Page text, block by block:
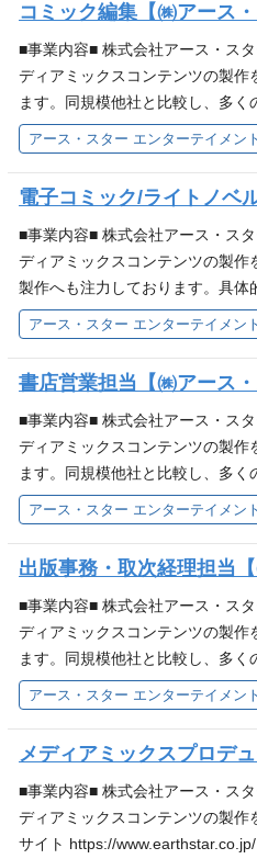
辺境領主様』 『無自覚聖女は今
しても救いたい』など話題の作
ートサイト https://
の出版タイトルのIPライセンスの
みませんか？ 当社の作品は【人
ックス展開の問い合わせ対応 ２
い】 メディアミックス展開など
ッズ制作、コラボ、ポップアップ
なフェーズに関わることができま
ックスに携わった経験 【アース
企画力 ジャンルに捉われること
アを形にしていく行動力のある方
とれる方 多くの小説作品を手掛
『私、能力は平均値でって言った
で相手にならないんですが。』
た！』 『転生したらドラゴンの
様』 『無自覚聖女は今日も無意
いたい』など話題の作品を続々
ト https://www.earthstar.co.jp/ ▼
コミック編集【㈱アース
■事業内容■ 株式会社アース・ス
ディアミックスコンテンツの製作
ます。同規模他社と比較し、多
ルの作品を多く取り扱う中で培っ
て作られた読切作品を多数掲載し
非ご覧ください！ https://
募集します！ (雇い入れ直後)
っていただきます。 コミック誌
メディアミックス展開（アニメ
の刊行作業 ○漫画連載の担当業務
で、若手が活躍する活気ある職場
ことができます 【アース・スタ
のか」と常に情報収集を怠らな
立した瞬間から動き出せる人。
係者と連携しながらプロジェク
テイメントでしかできないエンタ
ミック編集経験もしくは編プロ・
め、先輩社員の指導のもと、基
たりから先輩の指導のもとで漫画
持った方が複数人おります。 ■人
て言ったよね！』 『冒険者にな
が。』 『俺は全てを【パリイ】
ゴンの卵だった』 『転生した大
無意識に力を垂れ流す』 『悠久
続々刊行しております。
アース・スター エンターテイメント
電子コミック/ライトノベ
■事業内容■ 株式会社アース・ス
ディアミックスコンテンツの製
製作へも注力しております。具
いく取り組みを進めております
ttps://www.earthstar.co.jp/ ▼社員
制作ディレクションから、販促営
子書店との商談を行い、売上分
験してみませんか？ 当社の作品
電子取次会社、電子書店への営
策連携 電子書籍化の進行管理 (電
代で、若手が活躍する活気ある職
界における事業部門の業務経験
姿勢で業務に取り組める方 エン
られ、情報キャッチアップの能力
は平均値でって言ったよね！』
らないんですが。』 『俺は全て
生したらドラゴンの卵だった』
聖女は今日も無意識に力を垂れ
話題の作品を続々刊行しておりま
アース・スター エンターテイメント
書店営業担当【㈱アース
■事業内容■ 株式会社アース・ス
ディアミックスコンテンツの製作
ます。同規模他社と比較し、多
ルの作品を多く取り扱う中で培っ
て作られた読切作品を多数掲載し
非ご覧ください！ https://
場拡大を図っていただきます。
い入れ直後) 新刊・既刊書籍の受
作成 (変更の範囲) 変更無し 【社
のコミュニケーションも活発で
を満たす方 出版業界での事業部
すぎて、異世界のやつらがまるで
だが』 『野生のラスボスが現れ
『領民0人スタートの辺境領主様
人Aは悪役令嬢をどうしても救い
アース・スター エンターテイメント
出版事務・取次経理担当
■事業内容■ 株式会社アース・ス
ディアミックスコンテンツの製作
ます。同規模他社と比較し、多
ルの作品を多く取り扱う中で培っ
て作られた読切作品を多数掲載し
非ご覧ください！ https://
経理業務を担当いただきます。
売上、返品管理・伝票管理） 請
変更無し 【社内の雰囲気】 社員
アース・スター エンターテイメント
メディアミックスプロデ
■事業内容■ 株式会社アース・ス
ディアミックスコンテンツの製
サイト https://